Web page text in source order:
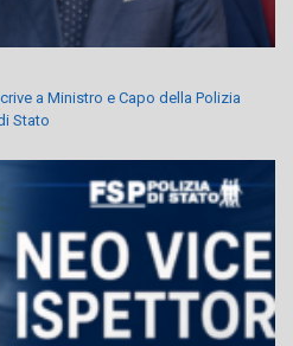
a Ministro e Capo della Polizia
Stato